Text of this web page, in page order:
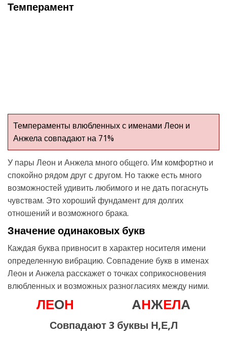
Темперамент
Темпераменты влюбленных с именами Леон и
Анжела совпадают на 71%
У пары Леон и Анжела много общего. Им комфортно и
спокойно рядом друг с другом. Но также есть много
возможностей удивить любимого и не дать погаснуть
чувствам. Это хороший фундамент для долгих
отношений и возможного брака.
Значение одинаковых букв
Каждая буква привносит в характер носителя имени
определенную вибрацию. Совпадение букв в именах
Леон и Анжела расскажет о точках соприкосновения
влюбленных и возможных разногласиях между ними.
ЛЕОН АНЖЕЛА
Совпадают 3 буквы Н,Е,Л